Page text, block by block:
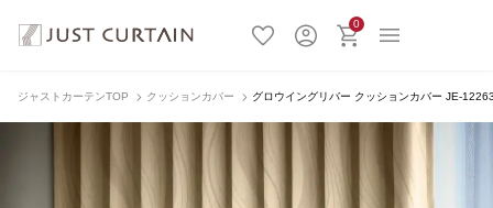
0
ジャストカーテンTOP クッションカバー グロウイングリバー クッションカバー JE-